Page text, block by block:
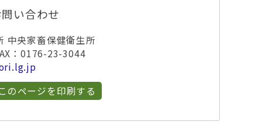
い合わせ
中央家畜保健衛生所
：0176-23-3044
このページを印刷する